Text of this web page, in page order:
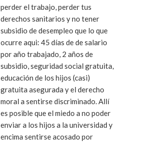
perder el trabajo, perder tus
derechos sanitarios y no tener
subsidio de desempleo que lo que
ocurre aqui: 45 días de de salario
por año trabajado, 2 años de
subsidio, seguridad social gratuita,
educación de los hijos (casi)
gratuita asegurada y el derecho
moral a sentirse discriminado. Allí
es posible que el miedo a no poder
enviar a los hijos a la universidad y
encima sentirse acosado por